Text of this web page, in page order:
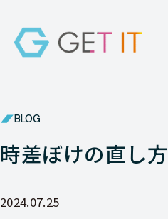
BLOG
時差ぼけの直し方
2024.07.25